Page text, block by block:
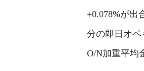
+0.078%が出
分の即日オ
O/N加重平均